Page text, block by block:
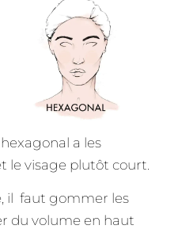
a les
le visage plutôt court.
il faut gommer les
du volume en haut